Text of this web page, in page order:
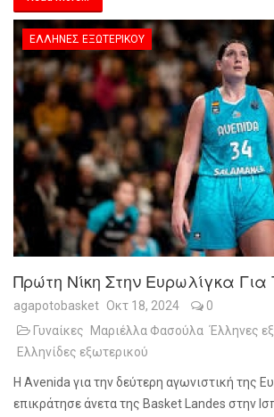
ΈΛΛΗΝΕΣ ΕΞΩΤΕΡΙΚΟΎ
Πρώτη Νίκη Στην Ευρωλίγκα Για
agapotobasket Οκτ 18, 2024
0
Γυναίκες
Μαριέλλα Φασούλα Έλληνες
Ελληνίδες εξωτερικού
Η Avenida για την δεύτερη αγωνιστική της
επικράτησε άνετα της Basket Landes στην